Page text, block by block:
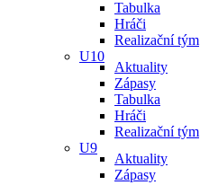
Tabulka
Hráči
Realizační tým
U10
Aktuality
Zápasy
Tabulka
Hráči
Realizační tým
U9
Aktuality
Zápasy